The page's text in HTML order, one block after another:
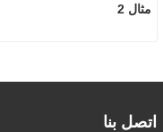
مثال 2
اتصل بنا